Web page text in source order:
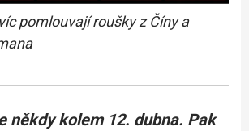
pomlouvají roušky z Číny a
někdy kolem 12. dubna. Pak